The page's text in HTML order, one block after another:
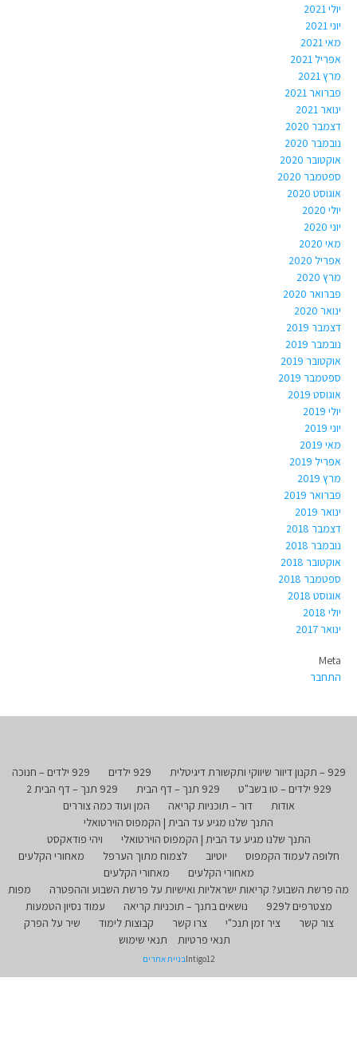
יולי 2021
יוני 2021
מאי 2021
אפריל 2021
מרץ 2021
פברואר 2021
ינואר 2021
דצמבר 2020
נובמבר 2020
אוקטובר 2020
ספטמבר 2020
אוגוסט 2020
יולי 2020
יוני 2020
מאי 2020
אפריל 2020
מרץ 2020
פברואר 2020
ינואר 2020
דצמבר 2019
נובמבר 2019
אוקטובר 2019
ספטמבר 2019
אוגוסט 2019
יולי 2019
יוני 2019
מאי 2019
אפריל 2019
מרץ 2019
פברואר 2019
ינואר 2019
דצמבר 2018
נובמבר 2018
אוקטובר 2018
ספטמבר 2018
אוגוסט 2018
יולי 2018
ינואר 2017
Meta
התחבר
929 – תקנון דיוור שיווקי ותקשורת דיגיטלית 929 ילדים
929 ילדים – חנוכה
929 ילדים – טו בשב"ט
929 תנך – דף הבית
929 תנך – דף הבית 2
אודות
דור – תוכניות קריאה
המן ועוד כמה צוררים
התנך שלנו מגיע עד הבית | הקמפוס הוירטואלי
התנך שלנו מגיע עד הבית | הקמפוס הוירטואלי
ויהי פודאקסט
חלופה לעמוד הקמפוס
יוטיוב לצמוח מתוך הערפל
מאחורי הקלעים
מאחורי הקלעים
מאחורי הקלעים
מה פרשת השבוע? קריאות ישראליות ואישיות על פרשת השבוע וההפטרה
מפות
מצטרפים ל929
נושאים בתנך – תוכניות קריאה
עמוד נסיון הטמעות
צור קשר
ציר זמן תנכ"י צרו קשר קבוצות לימוד
שיר על הפרק
תנאי פרטיות
תנאי שימוש
Intigo12בניית אתרים